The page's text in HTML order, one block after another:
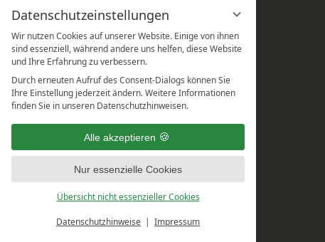
Datenschutzeinstellungen
Wir nutzen Cookies auf unserer Website. Einige von ihnen
sind essenziell, während andere uns helfen, diese Website
und Ihre Erfahrung zu verbessern.
Durch erneuten Aufruf des Consent-Dialogs können Sie
Ihre Einstellung jederzeit ändern. Weitere Informationen
finden Sie in unseren Datenschutzhinweisen.
Alle akzeptieren
Nur essenzielle Cookies
Übersicht nicht essenzieller Cookies
Datenschutzhinweise Impressum
Tel.:+43 6583 8561 777
E-Mail:mizumi@forsthofgut.at